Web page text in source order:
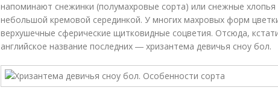
напоминают снежинки (полумахровые сорта) или снежные
небольшой кремовой серединкой. У многих махровых форм
верхушечные сферические щитковидные соцветия. Отсюда,
английское название последних ― хризантема девичья сноу бол.